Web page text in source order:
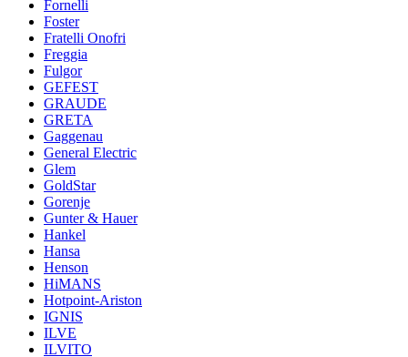
Fornelli
Foster
Fratelli Onofri
Freggia
Fulgor
GEFEST
GRAUDE
GRETA
Gaggenau
General Electric
Glem
GoldStar
Gorenje
Gunter & Hauer
Hankel
Hansa
Henson
HiMANS
Hotpoint-Ariston
IGNIS
ILVE
ILVITO